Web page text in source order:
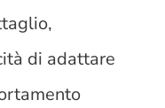
di adattare